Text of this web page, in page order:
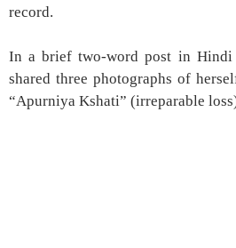
record.
In a brief two-word post in Hindi
shared three photographs of
“Apurniya Kshati” (irreparable